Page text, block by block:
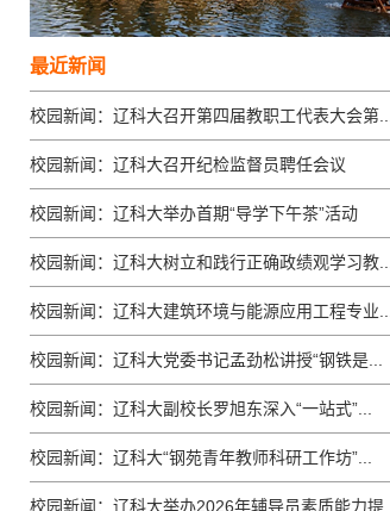
最近新闻
校园新闻：辽科大召开第四届教职工代表大会第...
校园新闻：辽科大召开纪检监督员聘任会议
校园新闻：辽科大举办首期“导学下午茶”活动
校园新闻：辽科大树立和践行正确政绩观学习教...
校园新闻：辽科大建筑环境与能源应用工程专业...
校园新闻：辽科大党委书记孟劲松讲授“钢铁是...
校园新闻：辽科大副校长罗旭东深入“一站式”...
校园新闻：辽科大“钢苑青年教师科研工作坊”...
校园新闻：辽科大举办2026年辅导员素质能力提...